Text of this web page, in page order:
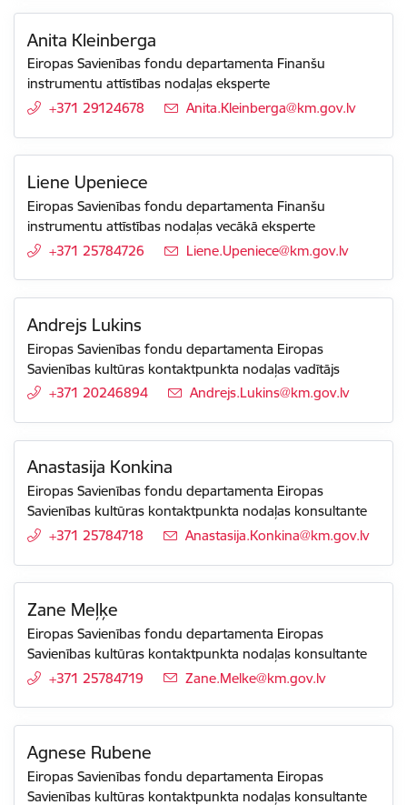
Anita Kleinberga
Eiropas Savienības fondu departamenta Finanšu
instrumentu attīstības nodaļas eksperte
+371 29124678
E-pasts:
Anita.Kleinberga@km.gov.lv
Liene Upeniece
Eiropas Savienības fondu departamenta Finanšu
instrumentu attīstības nodaļas vecākā eksperte
+371 25784726
E-pasts:
Liene.Upeniece@km.gov.lv
Andrejs Lukins
Eiropas Savienības fondu departamenta Eiropas
Savienības kultūras kontaktpunkta nodaļas vadītājs
+371 20246894
E-pasts:
Andrejs.Lukins@km.gov.lv
Anastasija Konkina
Eiropas Savienības fondu departamenta Eiropas
Savienības kultūras kontaktpunkta nodaļas konsultante
+371 25784718
E-pasts:
Anastasija.Konkina@km.gov.lv
Zane Meļķe
Eiropas Savienības fondu departamenta Eiropas
Savienības kultūras kontaktpunkta nodaļas konsultante
+371 25784719
E-pasts:
Zane.Melke@km.gov.lv
Agnese Rubene
Eiropas Savienības fondu departamenta Eiropas
Savienības kultūras kontaktpunkta nodaļas konsultante